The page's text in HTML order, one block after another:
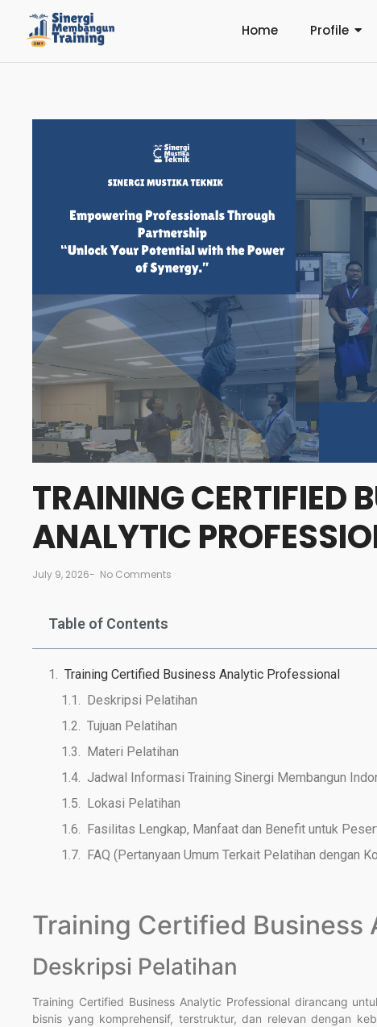
Home Profile
TRAINING CERTIFIED
ANALYTIC
July 9, 2026- No Comments
Table of Contents
Training Certified Business Analytic Professional
Deskripsi Pelatihan
Tujuan Pelatihan
Materi Pelatihan
Jadwal Informasi Training Sinergi Membangun
Lokasi Pelatihan
Fasilitas Lengkap, Manfaat dan Benefit untuk
FAQ (Pertanyaan Umum Terkait Pelatihan dengan
Training Certified Business
Deskripsi Pelatihan
Training Certified Business Analytic Professional dirancang
bisnis yang komprehensif, terstruktur, dan relevan dengan